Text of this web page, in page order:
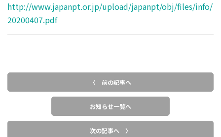
http://www.japanpt.or.jp/upload/japanpt/obj/files/info/
20200407.pdf
〈 前の記事へ
お知らせ一覧へ
次の記事へ 〉